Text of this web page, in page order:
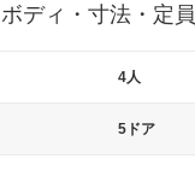
ボディ・寸法・定員
4人
5ドア